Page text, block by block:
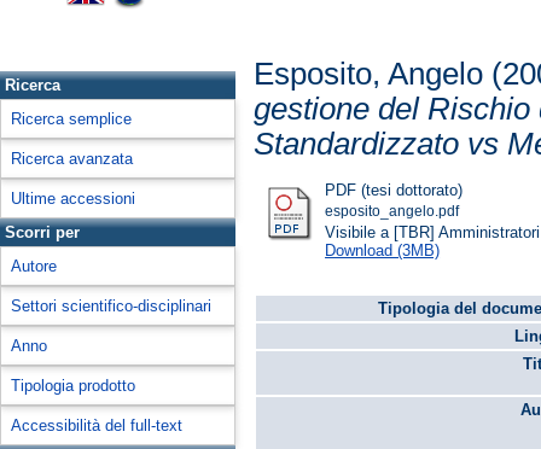
Ricerca
Ricerca semplice
Ricerca avanzata
Ultime accessioni
Scorri per
Autore
Settori scientifico-disciplinari
Anno
Tipologia prodotto
Accessibilità del full-text
Esposito, Angelo
gestione del
Standardizzato vs
PDF (tesi dottorato)
esposito_angelo.pdf
Visibile a [TBR]
Download (3MB)
Tipologia del